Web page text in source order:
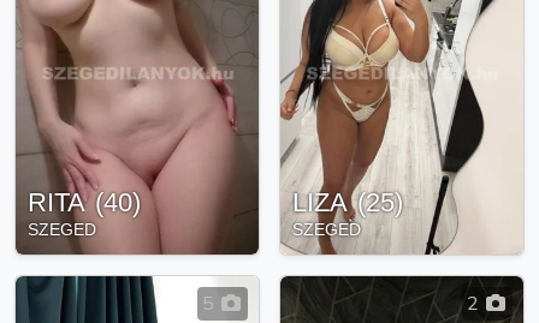
RITA (40)
SZEGED
LIZA (25)
SZEGED
5 2